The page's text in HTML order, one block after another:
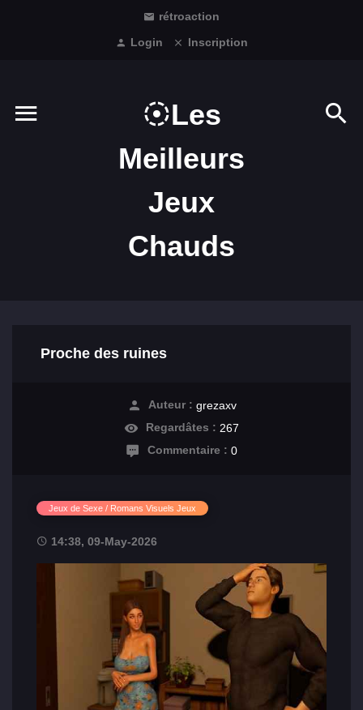
rétroaction
Login
Inscription
Les
Meilleurs
Jeux
Chauds
Proche des ruines
Auteur : grezaxv
Regardâtes : 267
Commentaire : 0
Jeux de Sexe / Romans Visuels Jeux
14:38, 09-May-2026